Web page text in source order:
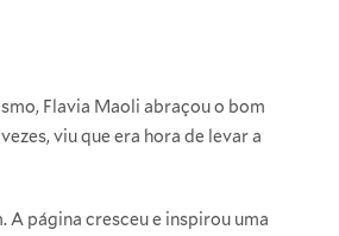
Flavia Maoli abraçou o bom
viu que era hora de levar a
página cresceu e inspirou uma